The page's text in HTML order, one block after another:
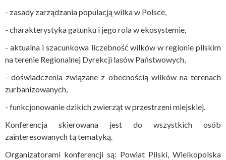
- zasady zarządzania populacją wilka w Polsce,
- charakterystyka gatunku i jego rola w ekosystemie,
- aktualna i szacunkowa liczebność wilków w regionie pilskim
na terenie Regionalnej Dyrekcji lasów Państwowych,
- doświadczenia związane z obecnością wilków na terenach
zurbanizowanych,
- funkcjonowanie dzikich zwierząt w przestrzeni miejskiej.
Konferencja skierowana jest do wszystkich osób
zainteresowanych tą tematyką.
Organizatorami konferencji są: Powiat Pilski, Wielkopolska